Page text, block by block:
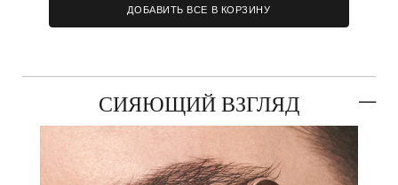
ДОБАВИТЬ ВСЕ В КОРЗИНУ
СИЯЮЩИЙ ВЗГЛЯД